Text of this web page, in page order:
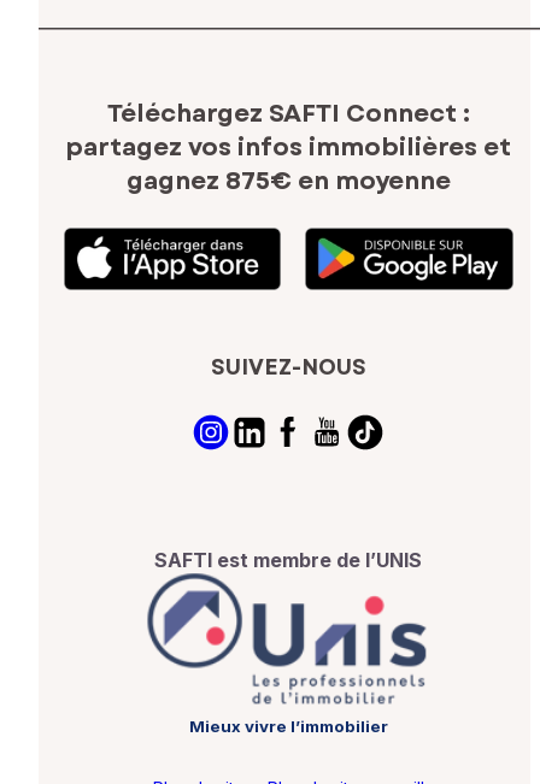
Téléchargez SAFTI Connect :
partagez vos infos immobilières et
gagnez 875€ en moyenne
SUIVEZ-NOUS
SAFTI est membre de l’UNIS
Mieux vivre l’immobilier